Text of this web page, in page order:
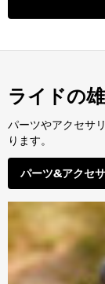
ライドの
パーツやアクセサ
ります。
パーツ&アクセ